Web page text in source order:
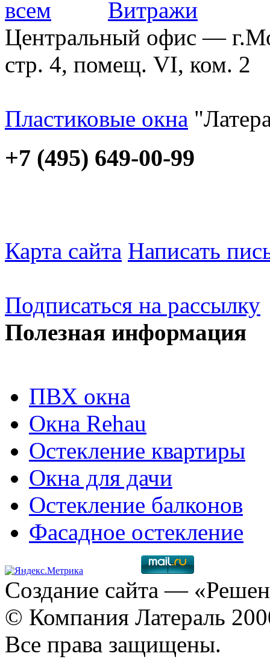
Центральный офис —
стр. 4, помещ. VI, ком. 2
Пластиковые окна
+7 (495) 649-00-99
Карта сайта Написать
Подписаться на рассылку
Полезная информация
ПВХ окна
Окна Rehau
Остекление квартиры
Окна для дачи
Остекление балконов
Фасадное остекление
Создание сайта —
© Компания Латераль
Все права защищены.